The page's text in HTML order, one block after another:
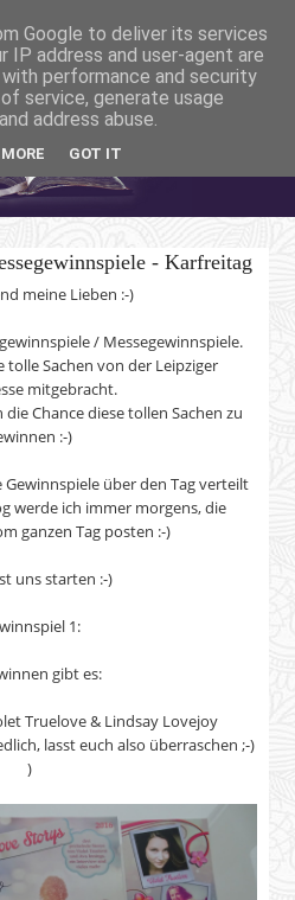
- Karfreitag
meine Lieben :-)
/ Messegewinnspiele.
tolle Sachen von der Leipziger
mitgebracht.
Chance diese tollen Sachen zu
:-)
über den Tag verteilt
werde ich immer morgens, die
ganzen Tag posten :-)
uns starten :-)
1:
gibt es:
Truelove & Lindsay Lovejoy
lasst euch also überraschen ;-)
)
Google to deliver its services
IP address and user-agent are
performance and security
service, generate usage
address abuse.
GOT IT